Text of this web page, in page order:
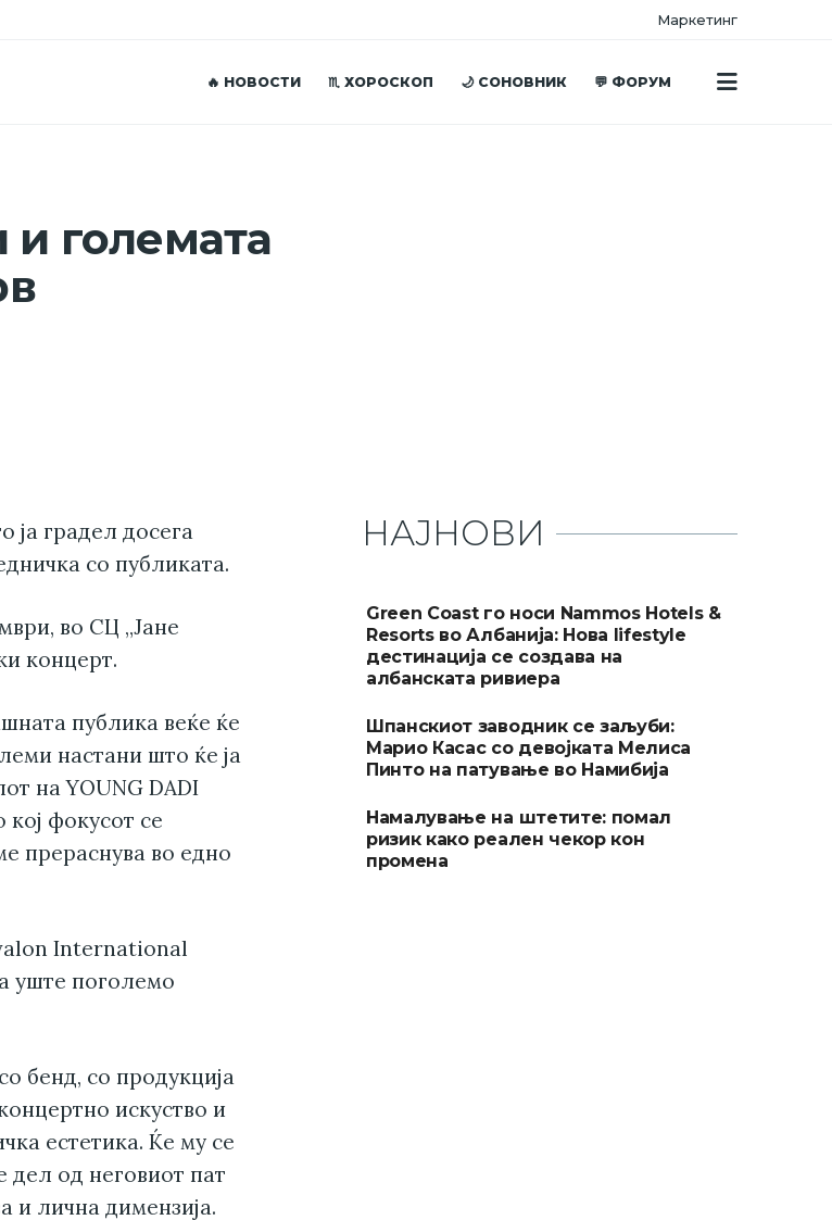
Маркетинг
🔥 НОВОСТИ ♏ ХОРОСКОП 🌙 СОНОВНИК 💬 ФОРУМ
и големата
ја градел досега
со публиката.
во СЦ „Јане
концерт.
публика веќе ќе
настани што ќе ја
на YOUNG DADI
фокусот се
прераснува во едно
International
уште поголемо
бенд, со продукција
искуство и
естетика. Ќе му се
дел од неговиот пат
и лична димензија.
НАЈНОВИ
Green Coast го носи Nammos Hotels &
Resorts во Албанија: Нова lifestyle
дестинација се создава на
албанската ривиера
Шпанскиот заводник се заљуби:
Марио Касас со девојката Мелиса
Пинто на патување во Намибија
Намалување на штетите: помал
ризик како реален чекор кон
промена